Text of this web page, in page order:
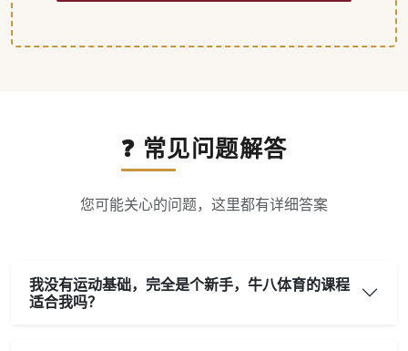
❓ 常见问题解答
您可能关心的问题，这里都有详细答案
我没有运动基础，完全是个新手，牛八体育的课程
适合我吗？